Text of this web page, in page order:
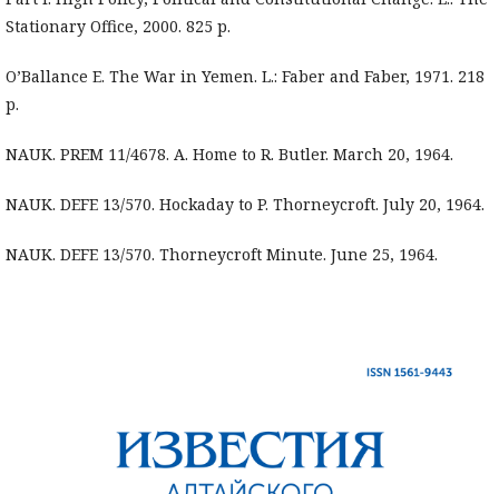
Stationary Office, 2000. 825 p.
O’Ballance E. The War in Yemen. L.: Faber and Faber, 1971. 218
p.
NAUK. PREM 11/4678. A. Home to R. Butler. March 20, 1964.
NAUK. DEFE 13/570. Hockaday to P. Thorneycroft. July 20, 1964.
NAUK. DEFE 13/570. Thorneycroft Minute. June 25, 1964.